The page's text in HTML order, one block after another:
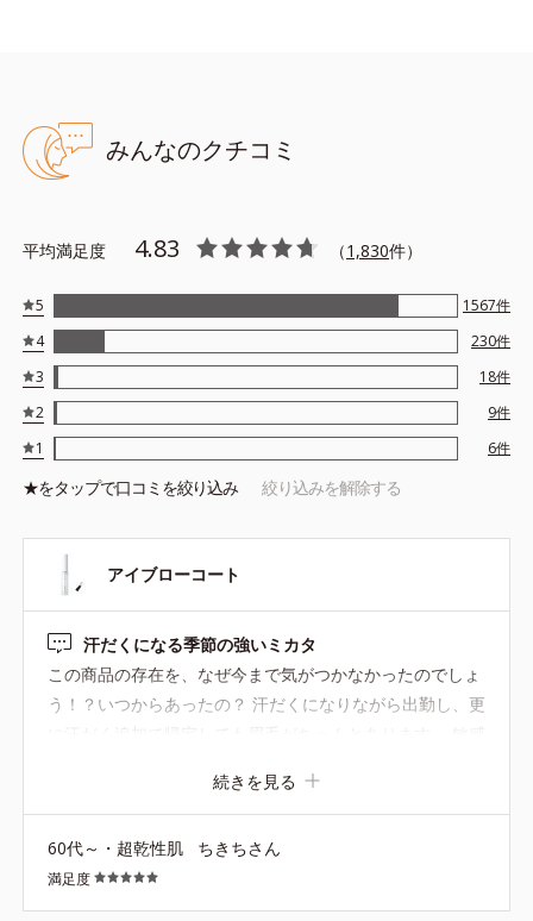
みんなのクチコミ
平均満足度 4.83 （1,830件）
5 1567件
4
230件
3
18件
2
9件
1
6件
★をタップで口コミを絞り込み 絞り込みを解除する
アイブローコート
汗だくになる季節の強いミカタ
この商品の存在を、なぜ今まで気がつかなかったのでしょ
う！？いつからあったの？ 汗だくになりながら出勤し、更
に汗だく追加で帰宅しても眉毛がちゃんとあります。 敏感
続きを見る
60代～・超乾性肌 ちきちさん
満足度